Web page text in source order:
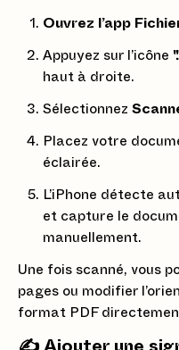
Ouvrez l’app
Appuyez sur l’icône
haut à droite.
Sélectionnez
Placez votre
éclairée.
L’iPhone détecte
et capture le
manuellement.
Une fois scanné, vous
pages ou modifier
format PDF
✍️ Ajouter une